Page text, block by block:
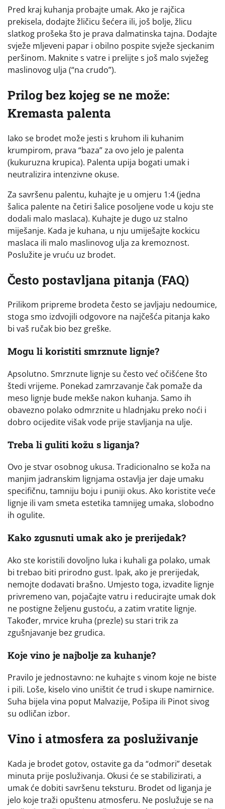
Pred kraj kuhanja probajte umak. Ako je rajčica
prekisela, dodajte žličicu šećera ili, još bolje, žlicu
slatkog prošeka što je prava dalmatinska tajna. Dodajte
svježe mljeveni papar i obilno pospite svježe sjeckanim
peršinom. Maknite s vatre i prelijte s još malo svježeg
maslinovog ulja (“na crudo”).
Prilog bez kojeg se ne može:
Kremasta palenta
Iako se brodet može jesti s kruhom ili kuhanim
krumpirom, prava “baza” za ovo jelo je palenta
(kukuruzna krupica). Palenta upija bogati umak i
neutralizira intenzivne okuse.
Za savršenu palentu, kuhajte je u omjeru 1:4 (jedna
šalica palente na četiri šalice posoljene vode u koju ste
dodali malo maslaca). Kuhajte je dugo uz stalno
miješanje. Kada je kuhana, u nju umiješajte kockicu
maslaca ili malo maslinovog ulja za kremoznost.
Poslužite je vruću uz brodet.
Često postavljana pitanja (FAQ)
Prilikom pripreme brodeta često se javljaju nedoumice,
stoga smo izdvojili odgovore na najčešća pitanja kako
bi vaš ručak bio bez greške.
Mogu li koristiti smrznute lignje?
Apsolutno. Smrznute lignje su često već očišćene što
štedi vrijeme. Ponekad zamrzavanje čak pomaže da
meso lignje bude mekše nakon kuhanja. Samo ih
obavezno polako odmrznite u hladnjaku preko noći i
dobro ocijedite višak vode prije stavljanja na ulje.
Treba li guliti kožu s liganja?
Ovo je stvar osobnog ukusa. Tradicionalno se koža na
manjim jadranskim lignjama ostavlja jer daje umaku
specifičnu, tamniju boju i puniji okus. Ako koristite veće
lignje ili vam smeta estetika tamnijeg umaka, slobodno
ih ogulite.
Kako zgusnuti umak ako je prerijedak?
Ako ste koristili dovoljno luka i kuhali ga polako, umak
bi trebao biti prirodno gust. Ipak, ako je prerijedak,
nemojte dodavati brašno. Umjesto toga, izvadite lignje
privremeno van, pojačajte vatru i reducirajte umak dok
ne postigne željenu gustoću, a zatim vratite lignje.
Također, mrvice kruha (prezle) su stari trik za
zgušnjavanje bez grudica.
Koje vino je najbolje za kuhanje?
Pravilo je jednostavno: ne kuhajte s vinom koje ne biste
i pili. Loše, kiselo vino uništit će trud i skupe namirnice.
Suha bijela vina poput Malvazije, Pošipa ili Pinot sivog
su odličan izbor.
Vino i atmosfera za posluživanje
Kada je brodet gotov, ostavite ga da “odmori” desetak
minuta prije posluživanja. Okusi će se stabilizirati, a
umak će dobiti savršenu teksturu. Brodet od liganja je
jelo koje traži opuštenu atmosferu. Ne poslužuje se na